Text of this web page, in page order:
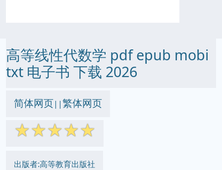
高等线性代数学 pdf epub mobi
txt 电子书 下载 2026
简体网页||繁体网页
☆☆☆☆☆
出版者:高等教育出版社